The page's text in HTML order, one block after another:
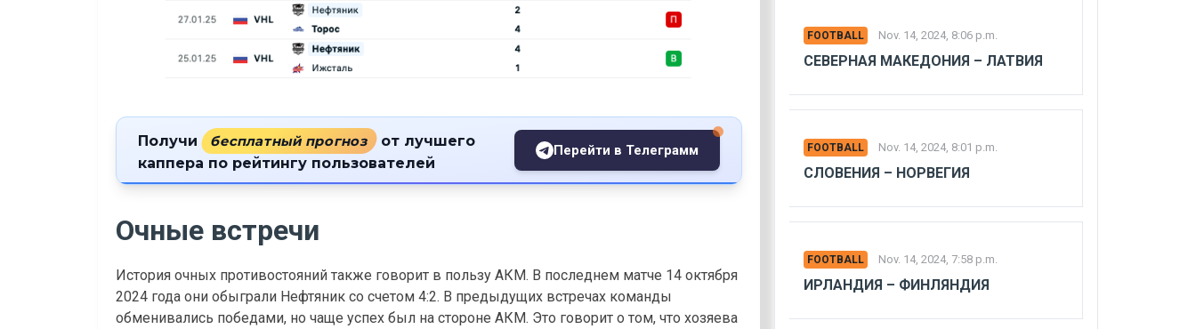
Получи бесплатный прогноз от лучшего
каппера по рейтингу пользователей
Перейти в Телеграмм
Очные встречи
История очных противостояний также говорит в пользу АКМ. В последнем матче 14 октября
2024 года они обыграли Нефтяник со счетом 4:2. В предыдущих встречах команды
обменивались победами, но чаще успех был на стороне АКМ. Это говорит о том, что хозяева
FOOTBALL Nov. 14, 2024, 8:06 p.m.
СЕВЕРНАЯ МАКЕДОНИЯ – ЛАТВИЯ
FOOTBALL Nov. 14, 2024, 8:01 p.m.
СЛОВЕНИЯ – НОРВЕГИЯ
FOOTBALL Nov. 14, 2024, 7:58 p.m.
ИРЛАНДИЯ – ФИНЛЯНДИЯ